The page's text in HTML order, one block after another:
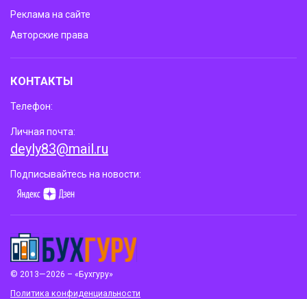
© 2013—2026 – «Бухгуру»
Политика конфиденциальности
Реклама на сайте
Авторские права
КОНТАКТЫ
Телефон:
Личная почта:
deyly83@mail.ru
Подписывайтесь на новости: